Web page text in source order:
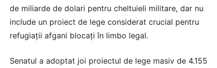
de miliarde de dolari pentru cheltuieli militare, dar nu
include un proiect de lege considerat crucial pentru
refugiații afgani blocați în limbo legal.
Senatul a adoptat joi proiectul de lege masiv de 4.155